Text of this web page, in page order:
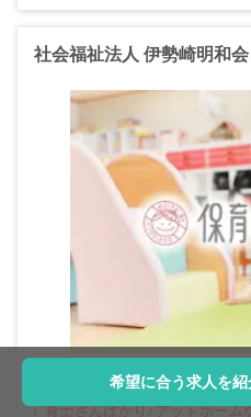
社会福祉法人 伊勢崎明和
マイカー通勤OK！/嬉しい賞与
育士さんばかり♪アットホーム
希望に合う求人を